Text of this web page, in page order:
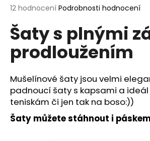
Průměrné
produktu
je
5
hvězdiček.
12 hodnocení Podrobnosti hodnocení
Šaty s plnými
prodloužením
Mušelínové šaty jsou velmi
padnoucí šaty s kapsami a
teniskám či jen tak na boso:))
Šaty můžete stáhnout i
a
j
í
t
?
HLEDAT